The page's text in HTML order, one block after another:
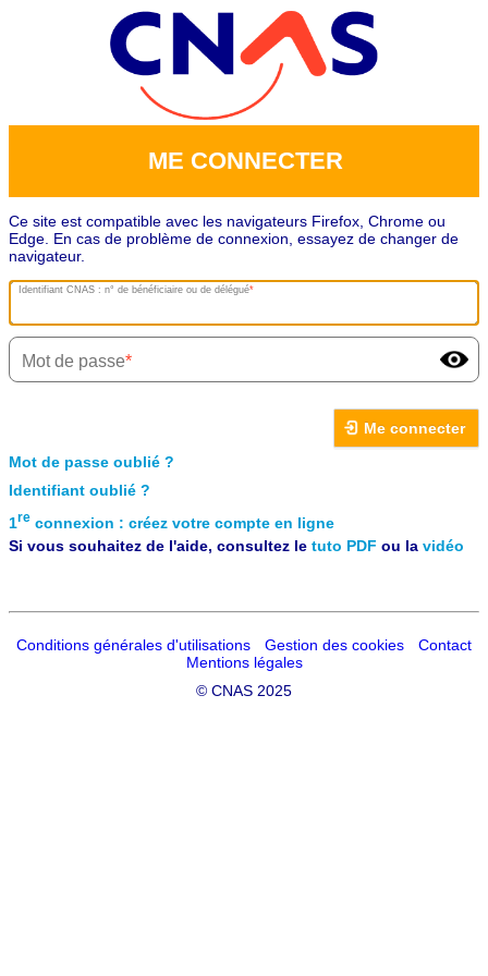
ME CONNECTER
Ce site est compatible avec les navigateurs Firefox, Chrome ou
Edge. En cas de problème de connexion, essayez de changer de
navigateur.
Identifiant CNAS : n° de bénéficiaire ou de délégué
Mot de passe
Me connecter
Mot de passe oublié ?
Identifiant oublié ?
1re connexion : créez votre compte en ligne
Si vous souhaitez de l'aide, consultez le tuto PDF ou la vidéo
Conditions générales d'utilisations Gestion des cookies
Contact
Mentions légales
© CNAS 2025